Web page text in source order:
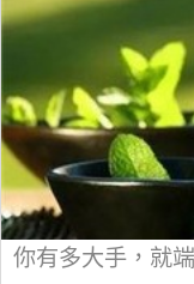
你有多大手，就